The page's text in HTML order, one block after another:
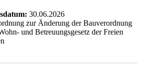
30.06.2026
zur Änderung der Bauverordnung
und Betreuungsgesetz der Freien